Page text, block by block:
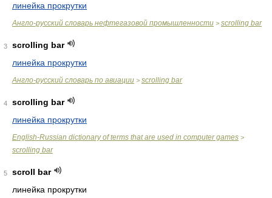
линейка прокрутки
Англо-русский словарь нефтегазовой промышленности > scrolling bar
3
scrolling bar
линейка прокрутки
Англо-русский словарь по авиации > scrolling bar
4
scrolling bar
линейка прокрутки
English-Russian dictionary of terms that are used in computer games >
scrolling bar
5
scroll bar
линейка прокрутки